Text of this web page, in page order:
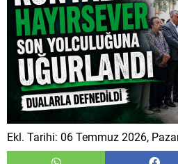
Ekl. Tarihi: 06 Temmuz 2026,